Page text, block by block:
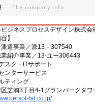
ジネスプロセスデザイン株式会
】
派遣事業／派13－307540
業紹介事業／13-ユー306443
スク・ITサポート
ンターサービス
ティング
芝浦3丁目4-1グランパークタワ
bd.co.jp/